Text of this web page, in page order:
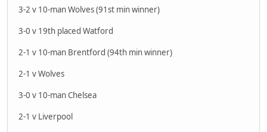
3-2 v 10-man Wolves (91st min winner)
3-0 v 19th placed Watford
2-1 v 10-man Brentford (94th min winner)
2-1 v Wolves
3-0 v 10-man Chelsea
2-1 v Liverpool